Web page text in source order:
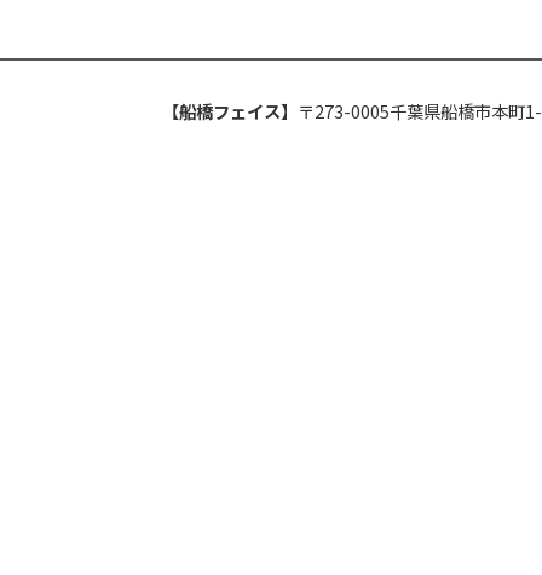
【船橋フェイス】 〒273-0005千葉県船橋市本町